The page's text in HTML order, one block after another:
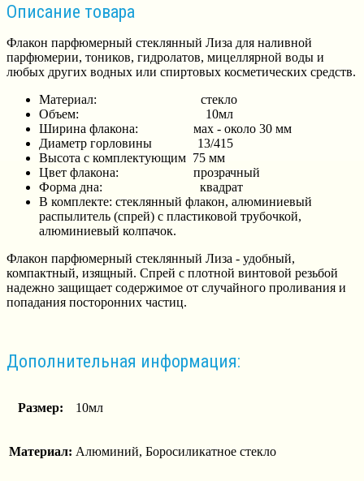
Описание товара
Флакон парфюмерный стеклянный Лиза для наливной
парфюмерии, тоников, гидролатов, мицеллярной воды и
любых других водных или спиртовых косметических средств.
Материал: стекло
Объем: 10мл
Ширина флакона: мах - около 30 мм
Диаметр горловины
13/415
Высота с комплектующим 75 мм
Цвет флакона: прозрачный
Форма дна: квадрат
В комплекте: стеклянный флакон, алюминиевый
распылитель (спрей) с пластиковой трубочкой,
алюминиевый колпачок.
Флакон парфюмерный стеклянный Лиза - удобный,
компактный, изящный. Спрей с плотной винтовой резьбой
надежно защищает содержимое от случайного проливания и
попадания посторонних частиц.
Дополнительная информация:
Размер: 10мл
Материал: Алюминий, Боросиликатное стекло